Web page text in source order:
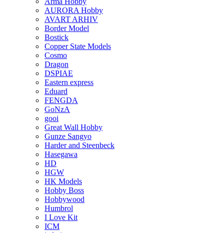
AURORA Hobby
AVART ARHIV
Border Model
Bostick
Copper State Models
Cosmo
Dragon
DSPIAE
Eastern express
Eduard
FENGDA
GoNzA
gooi
Great Wall Hobby
Gunze Sangyo
Harder and Steenbeck
Hasegawa
HD
HGW
HK Models
Hobby Boss
Hobbywood
Humbrol
I Love Kit
ICM